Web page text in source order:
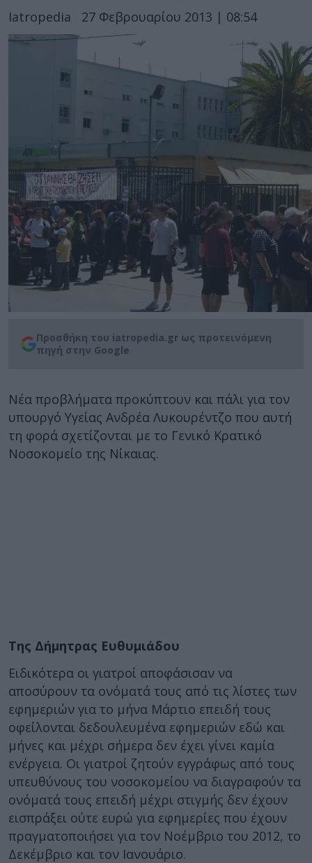
Iatropedia 27 Φεβρουαρίου 2013 | 08:54
Προσθήκη του iatropedia.gr ως προτεινόμενη
πηγή στην Google
Νέα προβλήματα προκύπτουν και πάλι για τον
υπουργό Υγείας Ανδρέα Λυκουρέντζο που αυτή
τη φορά σχετίζονται με το Γενικό Κρατικό
Νοσοκομείο της Νίκαιας.
Της Δήμητρας Ευθυμιάδου
Ειδικότερα οι γιατροί αποφάσισαν να
αποσύρουν τα ονόματά τους από τις λίστες των
εφημεριών για το μήνα Μάρτιο επειδή τους
οφείλονται δεδουλευμένα εφημεριών εδώ και
μήνες και μέχρι σήμερα δεν έχει γίνει καμία
ενέργεια. Οι γιατροί ζητούν εγγράφως από τους
υπευθύνους του νοσοκομείου να διαγραφούν τα
ονόματά τους επειδή μέχρι στιγμής δεν έχουν
εισπράξει ούτε ευρώ για εφημερίες που έχουν
πραγματοποιήσει για τον Νοέμβριο του 2012, το
Δεκέμβριο και τον Ιανουάριο.